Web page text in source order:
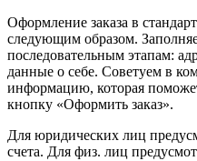
Оформление заказа в
следующим образом.
последовательным этапам:
данные о себе. Советуем в
информацию, которая
кнопку «Оформить заказ».
Для юридических лиц
счета. Для физ. лиц